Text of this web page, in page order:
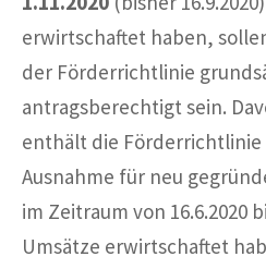
erwirtschaftet haben,
der Förderrichtlinie
antragsberechtigt sein.
enthält die Förderrichtlinie
Ausnahme für neu
im Zeitraum von 16.6.2020
Umsätze erwirtschaftet